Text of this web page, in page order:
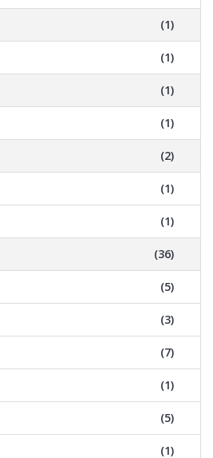
(1)
(1)
(1)
(1)
(2)
(1)
(1)
(36)
(5)
(3)
(7)
(1)
(5)
(1)